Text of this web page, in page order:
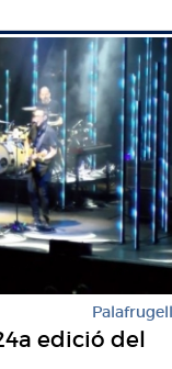
Palafrugell
edició del